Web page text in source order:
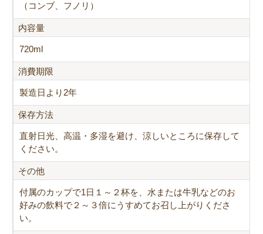
（コンブ、フノリ）
内容量
720ml
消費期限
製造日より2年
保存方法
直射日光、高温・多湿を避け、涼しいところに保存して
ください。
その他
付属のカップで1日１～２杯を、水または牛乳などのお
好みの飲料で２～３倍にうすめてお召し上がりくださ
い。